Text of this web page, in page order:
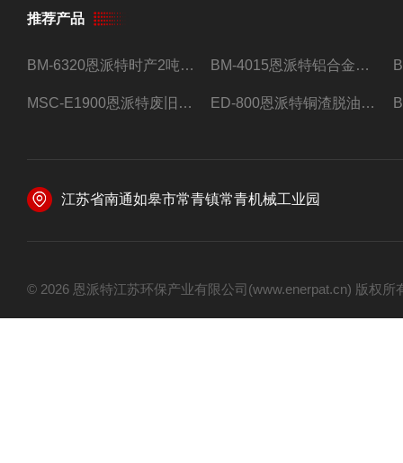
推荐产品
BM-6320恩派特时产2吨合金钢屑压饼机 BM-4015恩派特铝合金屑压饼机 脱油效果好
MSC-E1900恩派特废旧锂电池极片破碎处理设备 ED-800恩派特铜渣脱油机废铜屑铝屑甩油机
江苏省南通如皋市常青镇常青机械工业园
© 2026 恩派特江苏环保产业有限公司(www.enerpat.cn) 版权